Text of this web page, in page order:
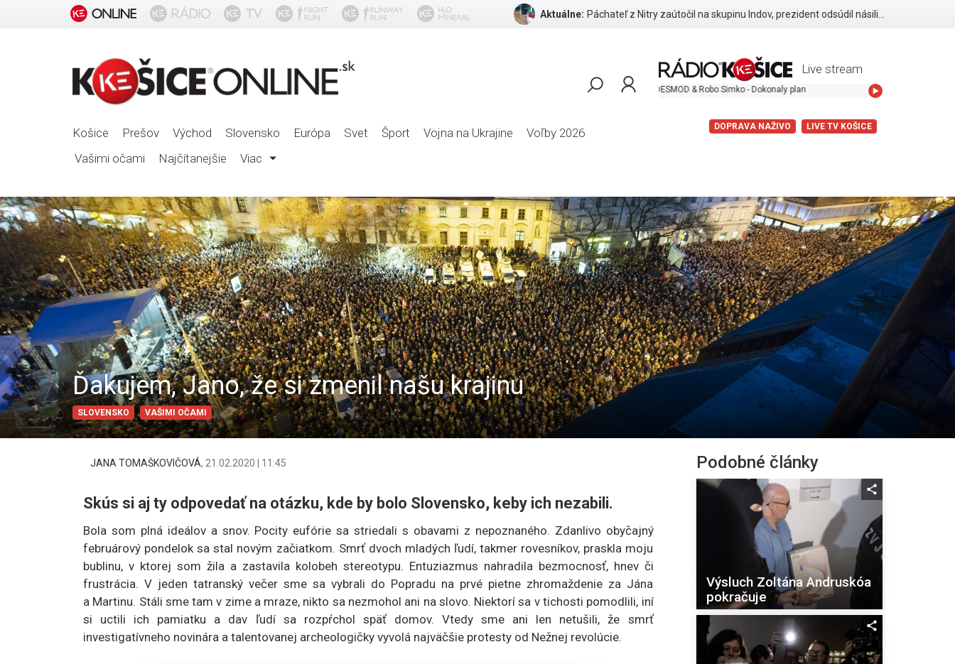
Aktuálne:
Košice Prešov Východ Slovensko Európa Svet Šport Vojna na Ukrajine
Voľby 2026
Vašimi očami
Najčítanejšie Viac
Live stream
DESMOD & Robo Simko - Dokonaly plan
DOPRAVA NAŽIVO LIVE TV KOŠICE
Ďakujem, Jano, že si zmenil našu krajinu
SLOVENSKO VAŠIMI OČAMI
JANA TOMAŠKOVIČOVÁ, 21.02.2020 | 11:45
Skús si aj ty odpovedať na otázku, kde by bolo Slovensko, keby ich nezabili.
Bola som plná ideálov a snov. Pocity eufórie sa striedali s obavami z nepoznaného. Zdanlivo obyčajný
februárový pondelok sa stal novým začiatkom. Smrť dvoch mladých ľudí, takmer rovesníkov, praskla moju
bublinu, v ktorej som žila a zastavila kolobeh stereotypu. Entuziazmus nahradila bezmocnosť, hnev či
frustrácia. V jeden tatranský večer sme sa vybrali do Popradu na prvé pietne zhromaždenie za Jána
a Martinu. Stáli sme tam v zime a mraze, nikto sa nezmohol ani na slovo. Niektorí sa v tichosti pomodlili, iní
si uctili ich pamiatku a dav ľudí sa rozpŕchol späť domov. Vtedy sme ani len netušili, že smrť
investigatívneho novinára a talentovanej archeologičky vyvolá najväčšie protesty od Nežnej revolúcie.
Podobné články
Výsluch Zoltána Andruskóa
pokračuje